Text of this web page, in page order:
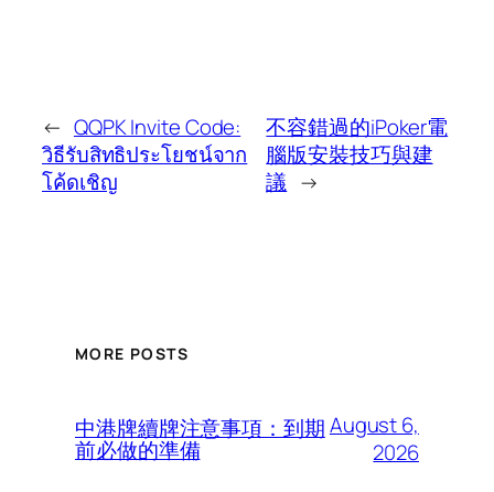
← QQPK Invite Code:
วิธีรับสิทธิประโยชน์จาก
โค้ดเชิญ
不容錯過的iPoker電
腦版安裝技巧與建
議 →
MORE POSTS
中港牌續牌注意事項：到期
前必做的準備
August 6,
2026